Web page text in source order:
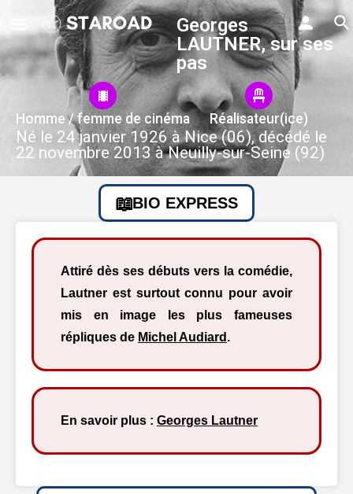
Georges
LAUTNER, sur ses
pas
Homme / femme de cinéma Réalisateur(ice)
Né le 24 janvier 1926 à Nice (06), décédé le
22 novembre 2013 à Neuilly-sur-Seine (92)
BIO EXPRESS
Attiré dès ses débuts vers la comédie,
Lautner est surtout connu pour avoir
mis en image les plus fameuses
répliques de Michel Audiard .
En savoir plus : Georges Lautner